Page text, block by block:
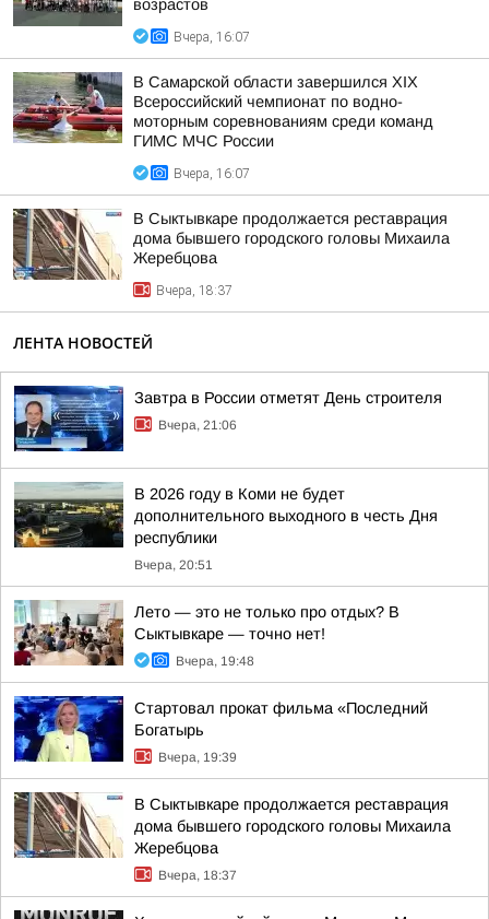
возрастов
Вчера, 16:07
В Самарской области завершился XIХ
Всероссийский чемпионат по водно-
моторным соревнованиям среди команд
ГИМС МЧС России
Вчера, 16:07
В Сыктывкаре продолжается реставрация
дома бывшего городского головы Михаила
Жеребцова
Вчера, 18:37
ЛЕНТА НОВОСТЕЙ
Завтра в России отметят День строителя
Вчера, 21:06
В 2026 году в Коми не будет
дополнительного выходного в честь Дня
республики
Вчера, 20:51
Лето — это не только про отдых? В
Сыктывкаре — точно нет!
Вчера, 19:48
Стартовал прокат фильма «Последний
Богатырь
Вчера, 19:39
В Сыктывкаре продолжается реставрация
дома бывшего городского головы Михаила
Жеребцова
Вчера, 18:37